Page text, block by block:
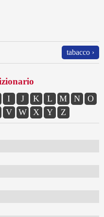
tabacco ›
I J K L M N
O
V W X Y Z